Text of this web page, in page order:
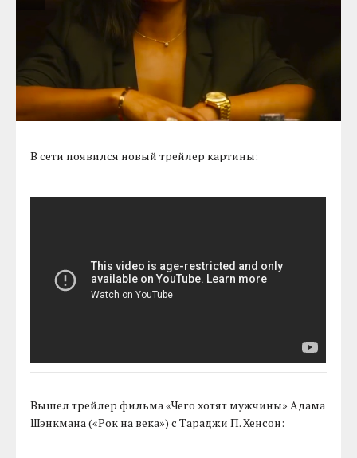
В сети появился новый трейлер картины:
Вышел трейлер фильма «Чего хотят мужчины» Адама
Шэнкмана («Рок на века») с Тараджи П. Хенсон: